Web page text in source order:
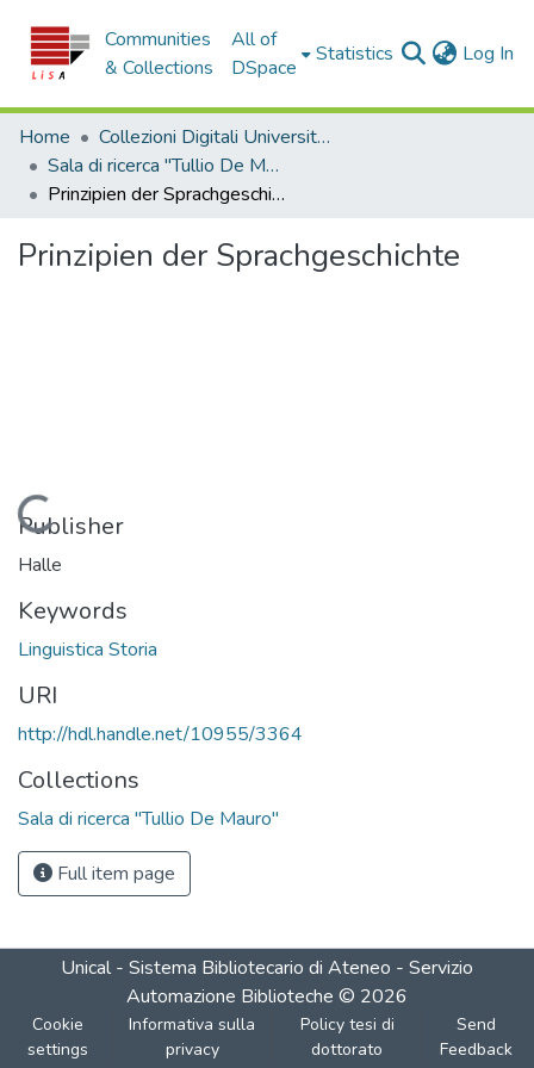
Communities
& Collections
All of
DSpace
Statistics Log In
Home
Collezioni Digitali Università della Calabria
Sala di ricerca "Tullio De Mauro"
Prinzipien der Sprachgeschichte
Prinzipien der Sprachgeschichte
Loading...
Publisher
Halle
Keywords
Linguistica Storia
URI
http://hdl.handle.net/10955/3364
Collections
Sala di ricerca "Tullio De Mauro"
Full item page
Unical - Sistema Bibliotecario di Ateneo - Servizio
Automazione Biblioteche © 2026
Cookie
settings
Informativa sulla
privacy
Policy tesi di
dottorato
Send
Feedback